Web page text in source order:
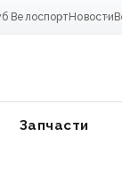
Велоспорт Новости
Запчасти